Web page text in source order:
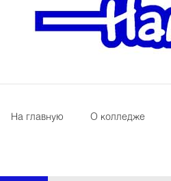
На главную О колледже